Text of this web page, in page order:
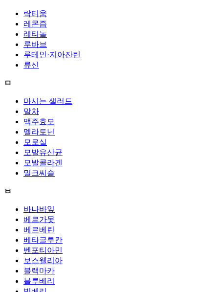
락티움
레몬즙
레티놀
루바브
루테인·지아잔틴
류신
ㅁ
마시는 샐러드
말차
맥주효모
멜라토닌
모로실
모발유산균
모발콜라겐
밀크씨슬
ㅂ
바나바잎
베르가못
베르베린
베타글루칸
벤포티아민
보스웰리아
블랙마카
블루베리